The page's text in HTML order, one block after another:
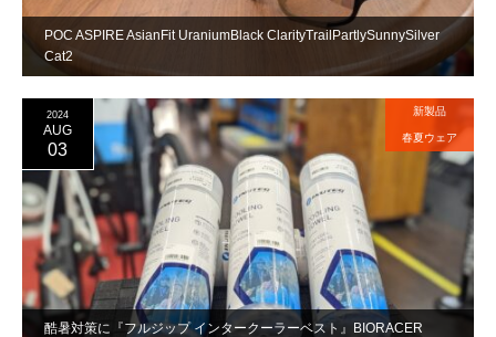
POC ASPIRE AsianFit UraniumBlack ClarityTrailPartlySunnySilver
Cat2
酷暑対策に『フルジップ インタークーラーベスト』BIORACER
2024
AUG
03
新製品
春夏ウェア